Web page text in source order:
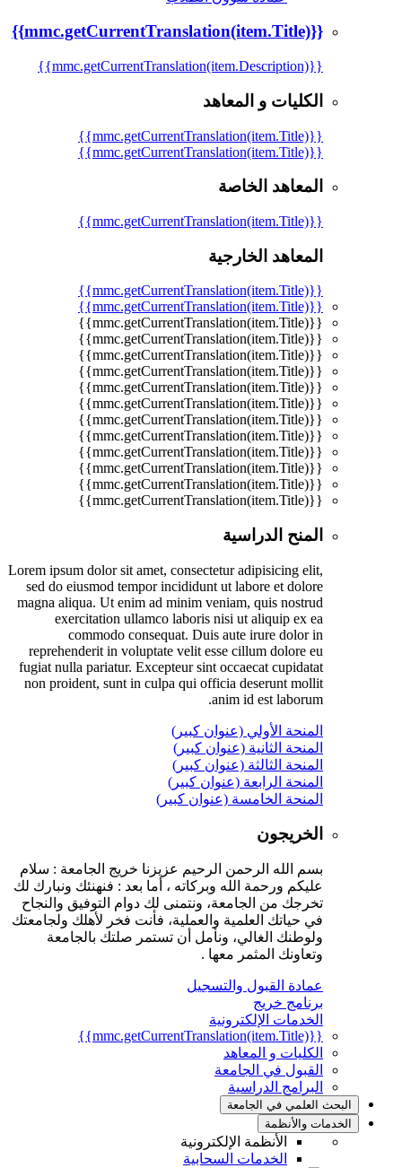
{{mmc.getCurrentTranslation(item.Title)}}
{{mmc.getCurrentTranslation(item.Description)}}
الكليات و المعاهد
{{mmc.getCurrentTranslation(item.Title)}}
{{mmc.getCurrentTranslation(item.Title)}}
المعاهد الخاصة
{{mmc.getCurrentTranslation(item.Title)}}
المعاهد الخارجية
{{mmc.getCurrentTranslation(item.Title)}}
{{mmc.getCurrentTranslation(item.Title)}}
{{mmc.getCurrentTranslation(item.Title)}}
{{mmc.getCurrentTranslation(item.Title)}}
{{mmc.getCurrentTranslation(item.Title)}}
{{mmc.getCurrentTranslation(item.Title)}}
{{mmc.getCurrentTranslation(item.Title)}}
{{mmc.getCurrentTranslation(item.Title)}}
{{mmc.getCurrentTranslation(item.Title)}}
{{mmc.getCurrentTranslation(item.Title)}}
{{mmc.getCurrentTranslation(item.Title)}}
{{mmc.getCurrentTranslation(item.Title)}}
{{mmc.getCurrentTranslation(item.Title)}}
{{mmc.getCurrentTranslation(item.Title)}}
المنح الدراسية
Lorem ipsum dolor sit amet, consectetur adipisicing elit,
sed do eiusmod tempor incididunt ut labore et dolore
magna aliqua. Ut enim ad minim veniam, quis nostrud
exercitation ullamco laboris nisi ut aliquip ex ea
commodo consequat. Duis aute irure dolor in
reprehenderit in voluptate velit esse cillum dolore eu
fugiat nulla pariatur. Excepteur sint occaecat cupidatat
non proident, sunt in culpa qui officia deserunt mollit
anim id est laborum.
المنحة الأولي (عنوان كبير)
المنحة الثانية (عنوان كبير)
المنحة الثالثة (عنوان كبير)
المنحة الرابعة (عنوان كبير)
المنحة الخامسة (عنوان كبير)
الخريجون
بسم الله الرحمن الرحيم عزيزنا خريج الجامعة : سلام
عليكم ورحمة الله وبركاته ، أما بعد : فنهنئك ونبارك لك
تخرجك من الجامعة، ونتمنى لك دوام التوفيق والنجاح
في حياتك العلمية والعملية، فأنت فخر لأهلك ولجامعتك
ولوطنك الغالي، ونأمل أن تستمر صلتك بالجامعة
وتعاونك المثمر معها .
عمادة القبول والتسجيل
برنامج خريج
الخدمات الإلكترونية
{{mmc.getCurrentTranslation(item.Title)}}
الكليات و المعاهد
القبول في الجامعة
البرامج الدراسية
البحث العلمي في الجامعة
الخدمات والأنظمة
الأنظمة الإلكترونية
الخدمات السحابية